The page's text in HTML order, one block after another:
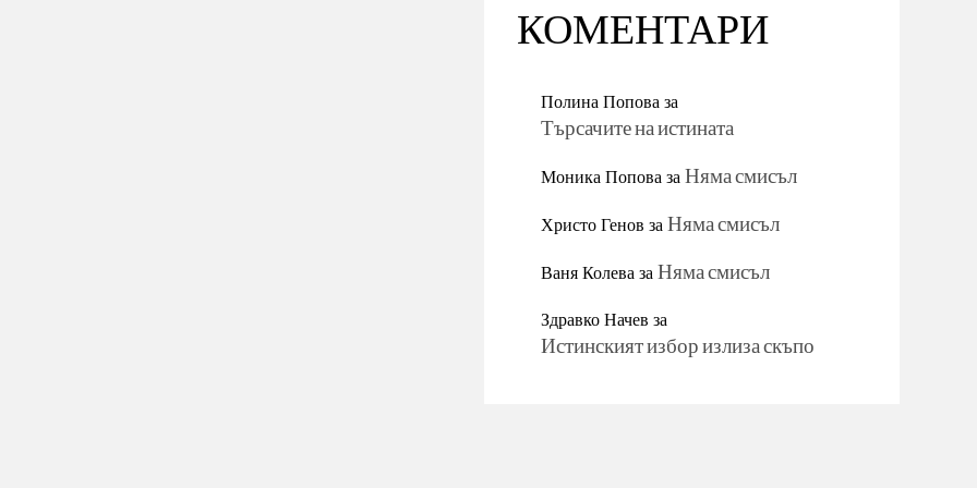
КОМЕНТАРИ
Полина Поповаза
Търсачите на истината
Моника ПоповазаНяма смисъл
Христо ГеновзаНяма смисъл
Ваня КолевазаНяма смисъл
Здравко Начевза
Истинският избор излиза скъпо